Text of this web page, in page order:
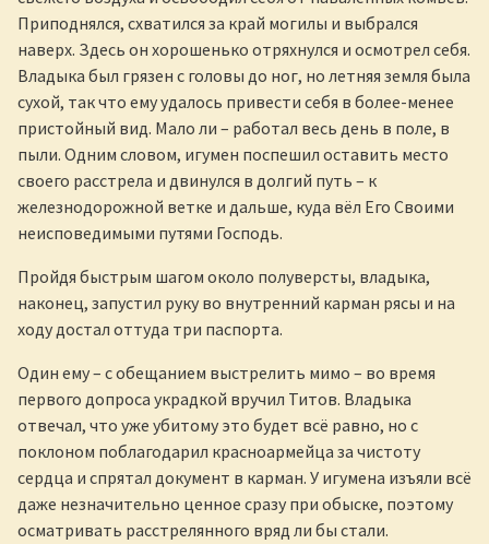
Приподнялся, схватился за край могилы и выбрался
наверх. Здесь он хорошенько отряхнулся и осмотрел себя.
Владыка был грязен с головы до ног, но летняя земля была
сухой, так что ему удалось привести себя в более-менее
пристойный вид. Мало ли – работал весь день в поле, в
пыли. Одним словом, игумен поспешил оставить место
своего расстрела и двинулся в долгий путь – к
железнодорожной ветке и дальше, куда вёл Его Своими
неисповедимыми путями Господь.
Пройдя быстрым шагом около полуверсты, владыка,
наконец, запустил руку во внутренний карман рясы и на
ходу достал оттуда три паспорта.
Один ему – с обещанием выстрелить мимо – во время
первого допроса украдкой вручил Титов. Владыка
отвечал, что уже убитому это будет всё равно, но с
поклоном поблагодарил красноармейца за чистоту
сердца и спрятал документ в карман. У игумена изъяли всё
даже незначительно ценное сразу при обыске, поэтому
осматривать расстрелянного вряд ли бы стали.